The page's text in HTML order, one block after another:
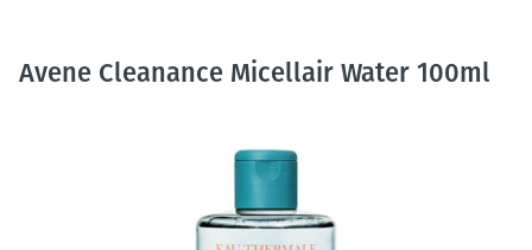
Avene Cleanance Micellair Water 100ml